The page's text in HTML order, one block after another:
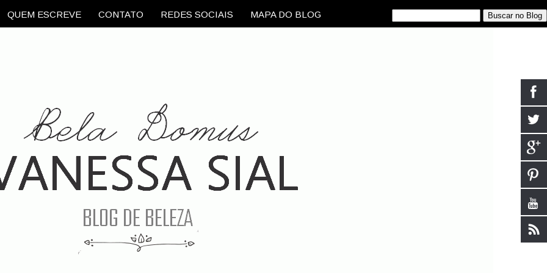
QUEM ESCREVE CONTATO REDES SOCIAIS MAPA DO BLOG